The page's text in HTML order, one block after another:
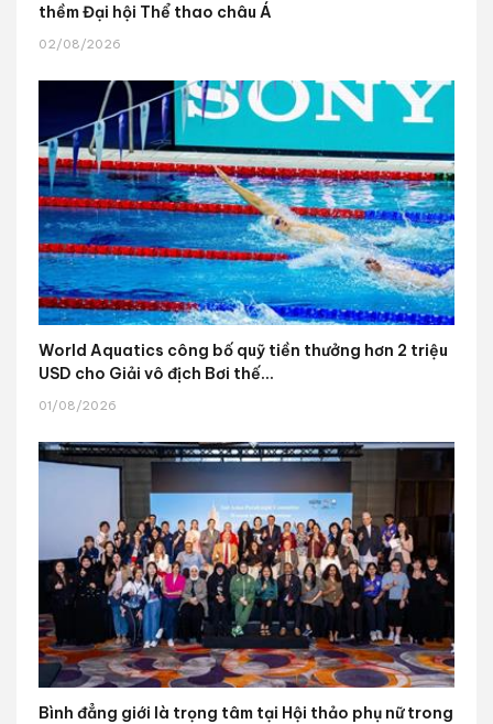
thềm Đại hội Thể thao châu Á
02/08/2026
World Aquatics công bố quỹ tiền thưởng hơn 2 triệu
USD cho Giải vô địch Bơi thế...
01/08/2026
Bình đẳng giới là trọng tâm tại Hội thảo phụ nữ trong